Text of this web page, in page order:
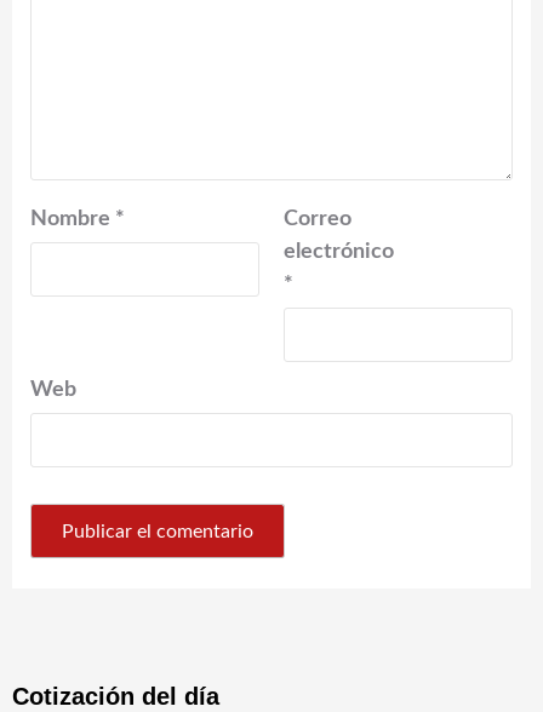
Nombre *
Correo
electrónico
*
Web
Cotización del día